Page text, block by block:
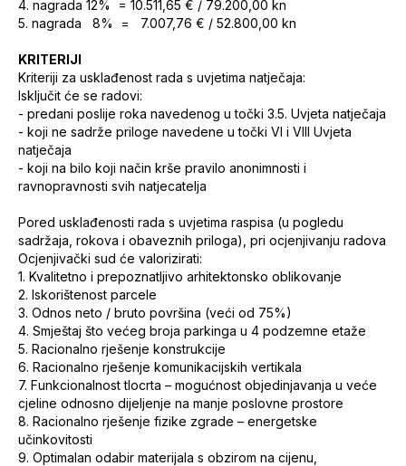
4. nagrada 12% = 10.511,65 € / 79.200,00 kn
5. nagrada 8%
= 7.007,76 € / 52.800,00 kn
KRITERIJI
Kriteriji za usklađenost rada s uvjetima natječaja:
Isključit će se radovi:
- predani poslije roka navedenog u točki 3.5. Uvjeta natječaja
- koji ne sadrže priloge navedene u točki VI i VIII Uvjeta
natječaja
- koji na bilo koji način krše pravilo anonimnosti i
ravnopravnosti svih natjecatelja
Pored usklađenosti rada s uvjetima raspisa (u pogledu
sadržaja, rokova i obaveznih priloga), pri ocjenjivanju radova
Ocjenjivački sud će valorizirati:
1. Kvalitetno i prepoznatljivo arhitektonsko oblikovanje
2. Iskorištenost parcele
3. Odnos neto / bruto površina (veći od 75%)
4. Smještaj što većeg broja parkinga u 4 podzemne etaže
5. Racionalno rješenje konstrukcije
6. Racionalno rješenje komunikacijskih vertikala
7. Funkcionalnost tlocrta – mogućnost objedinjavanja u veće
cjeline odnosno dijeljenje na manje poslovne prostore
8. Racionalno rješenje fizike zgrade – energetske
učinkovitosti
9. Optimalan odabir materijala s obzirom na cijenu,